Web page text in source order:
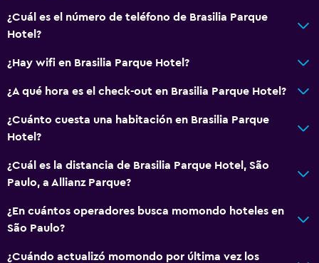
¿Cuál es el número de teléfono de Brasilia Parque
Hotel?
¿Hay wifi en Brasilia Parque Hotel?
¿A qué hora es el check-out en Brasilia Parque Hotel?
¿Cuánto cuesta una habitación en Brasilia Parque
Hotel?
¿Cuál es la distancia de Brasilia Parque Hotel, São
Paulo, a Allianz Parque?
¿En cuántos operadores busca momondo hoteles en
São Paulo?
¿Cuándo actualizó momondo por última vez los